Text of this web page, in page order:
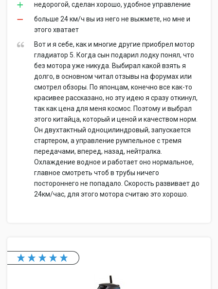
недорогой, сделан хорошо, удобное управление
больше 24 км/ч вы из него не выжмете, но мне и
этого хватает
Вот и я себе, как и многие другие приобрел мотор
гладиатор 5. Когда сын подарил лодку понял, что
без мотора уже никуда. Выбирал какой взять я
долго, в основном читал отзывы на форумах или
смотрел обзоры. По японцам, конечно все как-то
красивее рассказано, но эту идею я сразу откинул,
так как цена для меня космос. Поэтому и выбрал
этого китайца, который и ценой и качеством норм.
Он двухтактный одноцилиндровый, запускается
стартером, а управление румпельное с тремя
передачами, вперед, назад, нейтралка.
Охлаждение водное и работает оно нормальное,
главное смотреть чтоб в трубы ничего
постороннего не попадало. Скорость развивает до
24км/час, для этого мотора считаю это хорошо.